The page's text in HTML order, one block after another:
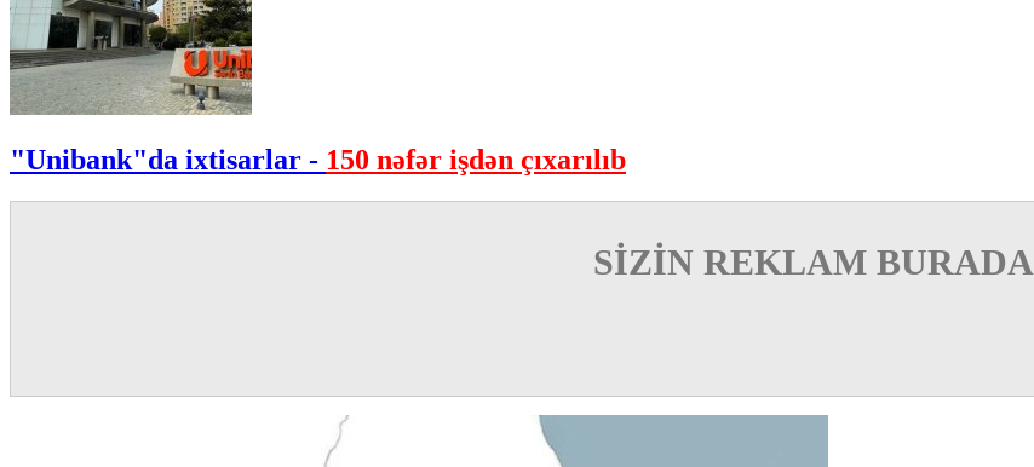
"Unibank"da ixtisarlar - 150 nəfər işdən çıxarılıb
SİZİN REKLAM BURADA